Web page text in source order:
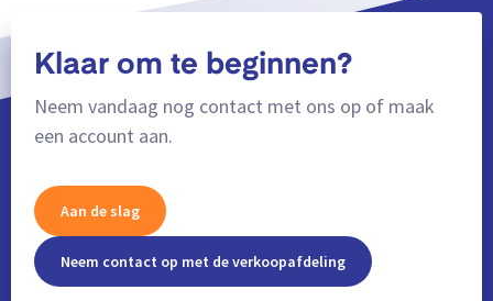
Klaar om te beginnen?
Neem vandaag nog contact met ons op of maak
een account aan.
Aan de slag
Neem contact op met de verkoopafdeling